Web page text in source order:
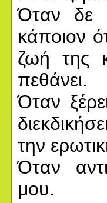
Όταν δε
κάποιον
ζωή της
πεθάνει.
Όταν
την
Όταν
μου.